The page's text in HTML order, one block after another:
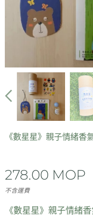
《數星星》親子情緒香
278.00 MOP
不含運費
《數星星》親子情緒